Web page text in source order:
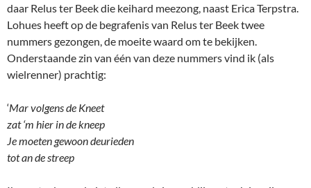
daar Relus ter Beek die keihard meezong, naast Erica Terpstra.
Lohues heeft op de begrafenis van Relus ter Beek twee
nummers gezongen, de moeite waard om te bekijken.
Onderstaande zin van één van deze nummers vind ik (als
wielrenner) prachtig:
‘Mar volgens de Kneet
zat ‘m hier in de kneep
Je moeten gewoon deurieden
tot an de streep